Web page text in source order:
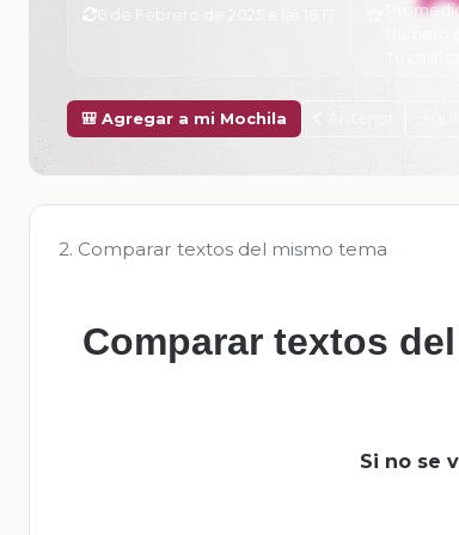
Número
Tu
🎒 Agregar a mi Mochila
2. Comparar textos del mismo tema
Comparar textos
Si no se